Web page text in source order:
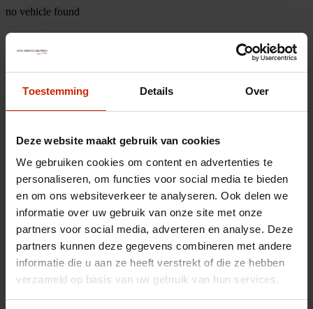
Toestemming Details Over
Deze website maakt gebruik van cookies
We gebruiken cookies om content en advertenties te
personaliseren, om functies voor social media te bieden
en om ons websiteverkeer te analyseren. Ook delen we
informatie over uw gebruik van onze site met onze
partners voor social media, adverteren en analyse. Deze
partners kunnen deze gegevens combineren met andere
informatie die u aan ze heeft verstrekt of die ze hebben
verzameld op basis van uw gebruik van hun services.
no vehicle found